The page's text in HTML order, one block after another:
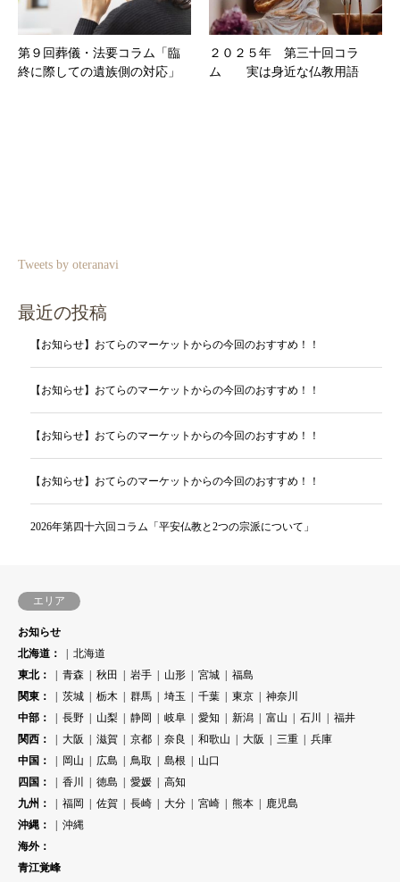
第９回葬儀・法要コラム「臨
終に際しての遺族側の対応」
２０２５年 第三十回コラ
ム 実は身近な仏教用語
Tweets by oteranavi
最近の投稿
【お知らせ】おてらのマーケットからの今回のおすすめ！！
【お知らせ】おてらのマーケットからの今回のおすすめ！！
【お知らせ】おてらのマーケットからの今回のおすすめ！！
【お知らせ】おてらのマーケットからの今回のおすすめ！！
2026年第四十六回コラム「平安仏教と2つの宗派について」
エリア
お知らせ
北海道：
北海道
東北：
青森 秋田 岩手 山形 宮城
福島
関東：
茨城 栃木 群馬 埼玉 千葉 東京
神奈川
中部：
長野 山梨 静岡 岐阜 愛知 新潟 富山 石川
福井
関西：
大阪 滋賀 京都 奈良 和歌山 大阪 三重
兵庫
中国：
岡山 広島 鳥取 島根
山口
四国：
香川 徳島 愛媛
高知
九州：
福岡 佐賀 長崎 大分 宮崎 熊本
鹿児島
沖縄：
沖縄
海外：
青江覚峰